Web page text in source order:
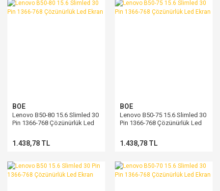
BOE
Lenovo B50-80 15.6 Slimled 30
Pin 1366-768 Çözünürlük Led
1.438,78 TL
BOE
Lenovo B50-75 15.6 Slimled 30
Pin 1366-768 Çözünürlük Led
1.438,78 TL